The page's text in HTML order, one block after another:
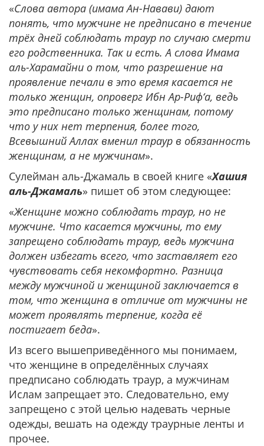
«Слова автора (имама Ан-Навави) дают
понять, что мужчине не предписано в течение
трёх дней соблюдать траур по случаю смерти
его родственника. Так и есть. А слова Имама
аль-Харамайни о том, что разрешение на
проявление печали в это время касается не
только женщин, опроверг Ибн Ар-Риф‘а, ведь
это предписано только женщинам, потому
что у них нет терпения, более того,
Всевышний Аллах вменил траур в обязанность
женщинам, а не мужчинам».
Сулейман аль-Джамаль в своей книге «Хашия
аль-Джамаль» пишет об этом следующее:
«Женщине можно соблюдать траур, но не
мужчине. Что касается мужчины, то ему
запрещено соблюдать траур, ведь мужчина
должен избегать всего, что заставляет его
чувствовать себя некомфортно. Разница
между мужчиной и женщиной заключается в
том, что женщина в отличие от мужчины не
может проявлять терпение, когда её
постигает беда».
Из всего вышеприведённого мы понимаем,
что женщине в определённых случаях
предписано соблюдать траур, а мужчинам
Ислам запрещает это. Следовательно, ему
запрещено с этой целью надевать черные
одежды, вешать на одежду траурные ленты и
прочее.